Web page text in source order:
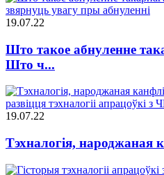
19.07.22
Што такое абнуленне
Што ч...
19.07.22
Тэхналогія, народжаная